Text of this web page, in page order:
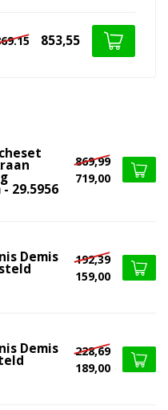
853,55
29.5956
869,99
719,00
Demis
192,39
159,00
Demis
228,69
189,00